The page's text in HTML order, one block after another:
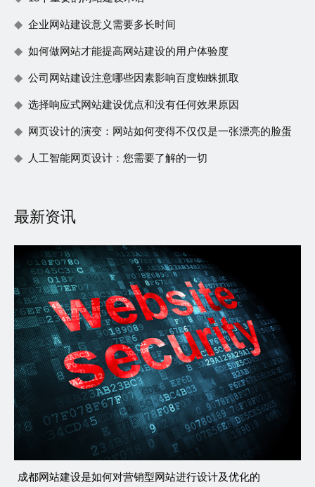
企业网站建设意义需要多长时间
如何做网站才能提高网站建设的用户体验度
公司网站建设注意哪些因素影响百度蜘蛛抓取
选择响应式网站建设优点和没有任何效果原因
网页设计的演变：网站如何变得不仅仅是一张漂亮的脸蛋
人工智能网页设计：您需要了解的一切
最新资讯
成都网站建设是如何对营销型网站进行设计及优化的